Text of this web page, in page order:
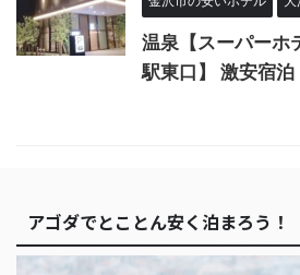
温泉【スーパー
駅東口】 激安宿泊
アゴダでとことん安く泊まろう！